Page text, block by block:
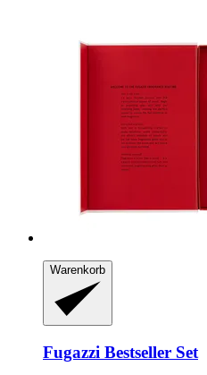
Warenkorb
Fugazzi Bestseller Set